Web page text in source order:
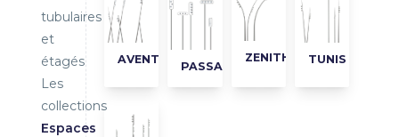
tubulaires
et
étagés
Les
collections
Espaces
AVENTURE
PASSAGE
ZENITH TUNIS